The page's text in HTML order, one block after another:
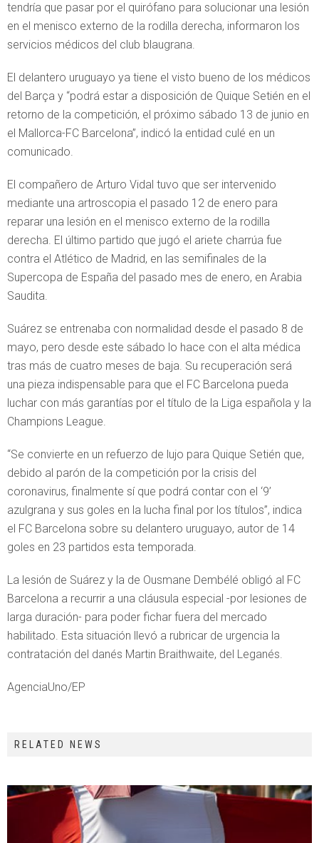
tendría que pasar por el quirófano para solucionar una lesión
en el menisco externo de la rodilla derecha, informaron los
servicios médicos del club blaugrana.
El delantero uruguayo ya tiene el visto bueno de los médicos
del Barça y “podrá estar a disposición de Quique Setién en el
retorno de la competición, el próximo sábado 13 de junio en
el Mallorca-FC Barcelona”, indicó la entidad culé en un
comunicado.
El compañero de Arturo Vidal tuvo que ser intervenido
mediante una artroscopia el pasado 12 de enero para
reparar una lesión en el menisco externo de la rodilla
derecha. El último partido que jugó el ariete charrúa fue
contra el Atlético de Madrid, en las semifinales de la
Supercopa de España del pasado mes de enero, en Arabia
Saudita.
Suárez se entrenaba con normalidad desde el pasado 8 de
mayo, pero desde este sábado lo hace con el alta médica
tras más de cuatro meses de baja. Su recuperación será
una pieza indispensable para que el FC Barcelona pueda
luchar con más garantías por el título de la Liga española y la
Champions League.
“Se convierte en un refuerzo de lujo para Quique Setién que,
debido al parón de la competición por la crisis del
coronavirus, finalmente sí que podrá contar con el ‘9’
azulgrana y sus goles en la lucha final por los títulos”, indica
el FC Barcelona sobre su delantero uruguayo, autor de 14
goles en 23 partidos esta temporada.
La lesión de Suárez y la de Ousmane Dembélé obligó al FC
Barcelona a recurrir a una cláusula especial -por lesiones de
larga duración- para poder fichar fuera del mercado
habilitado. Esta situación llevó a rubricar de urgencia la
contratación del danés Martin Braithwaite, del Leganés.
AgenciaUno/EP
RELATED NEWS